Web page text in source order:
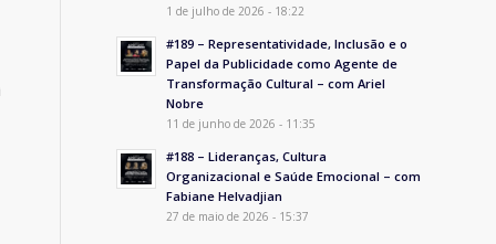
1 de julho de 2026 - 18:22
#189 – Representatividade, Inclusão e o
Papel da Publicidade como Agente de
Transformação Cultural – com Ariel
Nobre
11 de junho de 2026 - 11:35
#188 – Lideranças, Cultura
Organizacional e Saúde Emocional – com
Fabiane Helvadjian
27 de maio de 2026 - 15:37